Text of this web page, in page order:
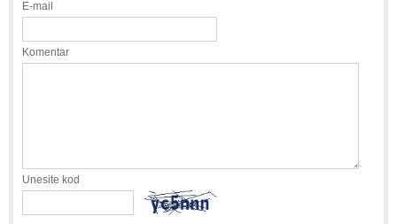
E-mail
Komentar
Unesite kod